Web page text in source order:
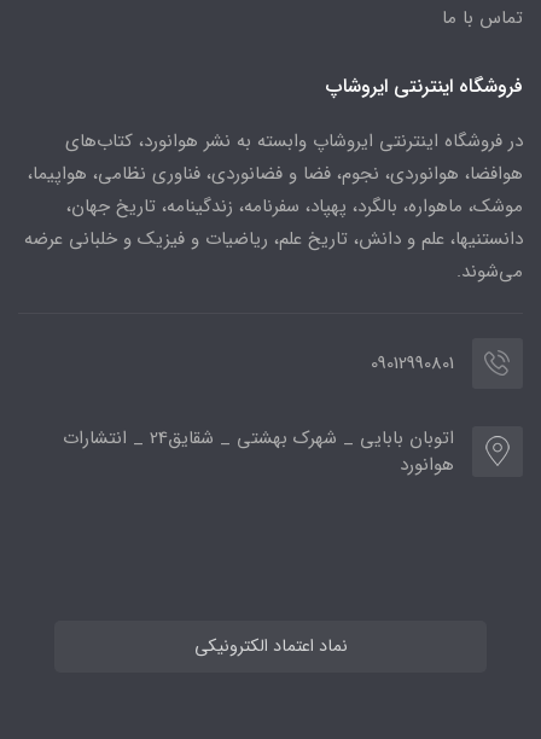
تماس با ما
فروشگاه اینترنتی ایروشاپ
در فروشگاه اینترنتی ایروشاپ وابسته به نشر هوانورد، کتاب‌های
هوافضا، هوانوردی، نجوم، فضا و فضانوردی، فناوری نظامی، هواپیما،
موشک، ماهواره، بالگرد، پهپاد، سفرنامه، زندگینامه، تاریخ جهان،
دانستنیها، علم و دانش، تاریخ علم، ریاضیات و فیزیک و خلبانی عرضه
می‌شوند.
09012990801
اتوبان بابایی _ شهرک بهشتی _ شقایق24 _ انتشارات
هوانورد
نماد اعتماد الکترونیکی